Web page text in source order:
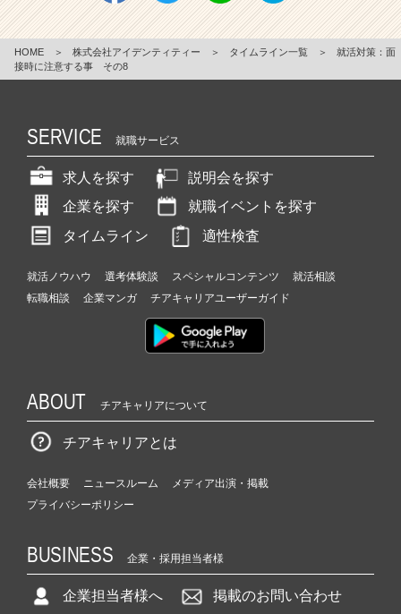
HOME ＞ 株式会社アイデンティティー ＞ タイムライン一覧 ＞
就活対策：面
接時に注意する事 その8
SERVICE 就職サービス
求人を探す
説明会を探す
企業を探す
就職イベントを探す
タイムライン
適性検査
就活ノウハウ 選考体験談 スペシャルコンテンツ
就活相談
転職相談
企業マンガ チアキャリアユーザーガイド
ABOUT チアキャリアについて
チアキャリアとは
会社概要 ニュースルーム
メディア出演・掲載
プライバシーポリシー
BUSINESS 企業・採用担当者様
企業担当者様へ 掲載のお問い合わせ